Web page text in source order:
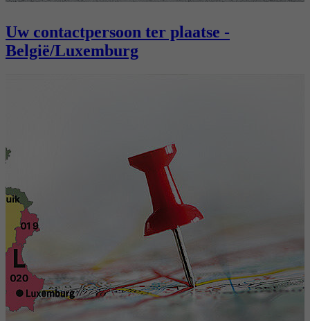
Uw contactpersoon ter plaatse -
België/Luxemburg